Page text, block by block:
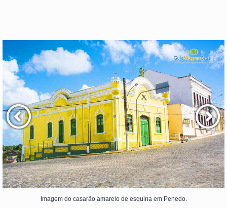
Imagem do casarão amarelo de esquina em Penedo.